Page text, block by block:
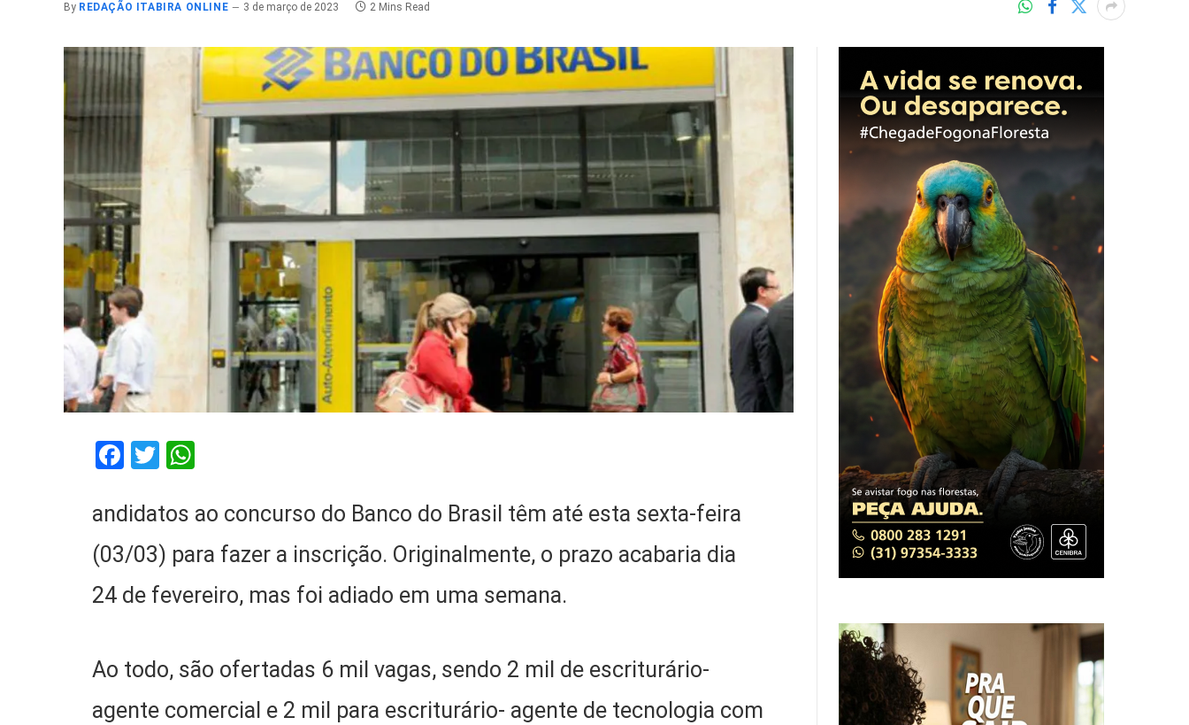
By REDAÇÃO ITABIRA ONLINE 3 de março de 2023 2 Mins Read
Facebook
Twitter
andidatos ao concurso do Banco do Brasil têm até esta sexta-feira
(03/03) para fazer a inscrição. Originalmente, o prazo acabaria dia
24 de fevereiro, mas foi adiado em uma semana.
Ao todo, são ofertadas 6 mil vagas, sendo 2 mil de escriturário-
agente comercial e 2 mil para escriturário- agente de tecnologia com